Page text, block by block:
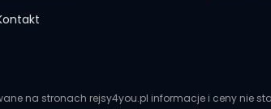
na stronach rejsy4you.pl informacje i ceny nie